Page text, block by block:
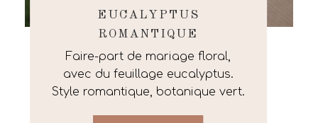
EUCALYPTUS
ROMANTIQUE
Faire-part de mariage floral,
avec du feuillage eucalyptus.
Style romantique, botanique vert.